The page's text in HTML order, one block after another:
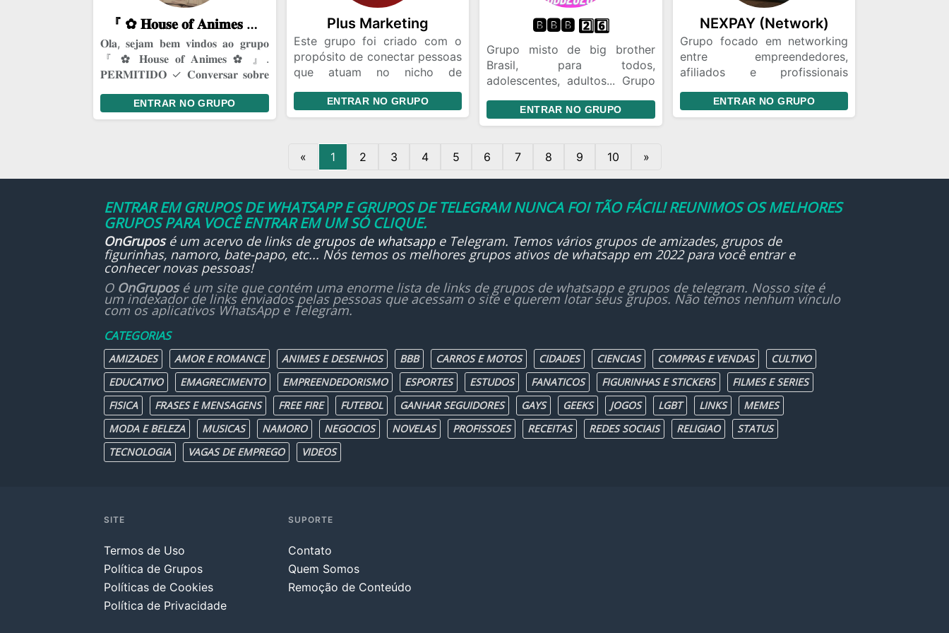
do leve ao brutal… Esse grupo
é pra quem sente a música,
não só escuta. 🔊 Aumenta o
volume e se joga! manda
aquela banda que você ama
『 ✿⁠ 𝐇𝐨𝐮𝐬𝐞 𝐨𝐟 𝐀𝐧𝐢𝐦𝐞𝐬 ✿⁠ 』
𝐎𝐥𝐚, 𝐬𝐞𝐣𝐚𝐦 𝐛𝐞𝐦 𝐯𝐢𝐧𝐝𝐨𝐬 𝐚𝐨 𝐠𝐫𝐮𝐩𝐨
『 ✿⁠ 𝐇𝐨𝐮𝐬𝐞 𝐨𝐟 𝐀𝐧𝐢𝐦𝐞𝐬 ✿⁠ 』.
𝐏𝐄𝐑𝐌𝐈𝐓𝐈𝐃𝐎 ✓ 𝐂𝐨𝐧𝐯𝐞𝐫𝐬𝐚𝐫 𝐬𝐨𝐛𝐫𝐞
ENTRAR NO GRUPO
Plus Marketing
Este grupo foi criado com o
propósito de conectar pessoas
que atuam no nicho de
ambiente de colaboração,
crescimento e troca de
pode: Partilhar ideias, projetos
e estratégias Formar equipas e
parcerias Resolver problemas
experiências reais do dia a dia
Evoluir continuamente no
marketing Nosso objetivo é
criar um espaço onde todos
encontrar direção para crescer
profissionalmente.
ENTRAR NO GRUPO
🅱️🅱️🅱️ 2️⃣6️⃣
Grupo misto de big brother
Brasil, para todos,
adolescentes, adultos... Grupo
se arrepender.
ENTRAR NO GRUPO
NEXPAY (Network)
Grupo focado em networking
entre empreendedores,
afiliados e profissionais
ideias, divulgar projetos, fazer
parcerias e aprender novas
gerar negócios e construir
ENTRAR NO GRUPO
« 1 2 3 4 5 6 7 8 9 10 »
ENTRAR EM GRUPOS DE WHATSAPP E GRUPOS DE TELEGRAM NUNCA FOI TÃO FÁCIL! REUNIMOS OS MELHORES
GRUPOS PARA VOCÊ ENTRAR EM UM SÓ CLIQUE.
OnGruposé um acervo de links de grupos de whatsappe Telegram. Temos vários grupos de amizades, grupos de
figurinhas, namoro, bate-papo, etc... Nós temos os melhores grupos ativos de whatsapp em 2022 para você entrar e
conhecer novas pessoas!
O OnGruposé um site que contém uma enorme lista de links de grupos de whatsapp e grupos de telegram. Nosso site é
um indexador de links enviados pelas pessoas que acessam o site e querem lotar seus grupos. Não temos nenhum vínculo
com os aplicativos WhatsApp e Telegram.
CATEGORIAS
AMIZADES AMOR E ROMANCE ANIMES E DESENHOS BBB CARROS E MOTOS CIDADES CIENCIAS COMPRAS E VENDAS
CULTIVO
EDUCATIVO
EMAGRECIMENTO EMPREENDEDORISMO ESPORTES ESTUDOS FANATICOS FIGURINHAS E STICKERS
FILMES E SERIES
FISICA
FRASES E MENSAGENS FREE FIRE FUTEBOL GANHAR SEGUIDORES GAYS GEEKS JOGOS LGBT LINKS
MEMES
MODA E BELEZA
MUSICAS NAMORO NEGOCIOS NOVELAS PROFISSOES RECEITAS REDES SOCIAIS RELIGIAO
STATUS
TECNOLOGIA
VAGAS DE EMPREGO VIDEOS
SITE
Termos de Uso
Política de Grupos
Políticas de Cookies
Política de Privacidade
SUPORTE
Contato
Quem Somos
Remoção de Conteúdo